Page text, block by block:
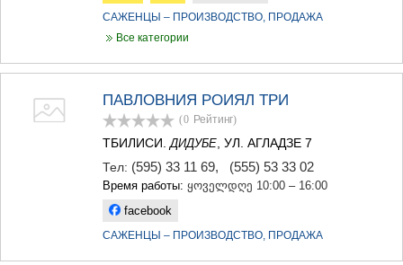
БОРЖОМИ
АБАСТУМАНИ
БАКУРИАНИ
ТЕТРИЦКАРО
САЖЕНЦЫ – ПРОИЗВОДСТВО, ПРОДАЖА
Все категории
ПАВЛОВНИЯ РОИЯЛ ТРИ
(0 Рейтинг)
ТБИЛИСИ. ДИДУБЕ , УЛ. АГЛАДЗЕ 7
Тел: (595) 33 11 69, (555) 53 33 02
Время работы: ყოველდღე 10:00 – 16:00
facebook
САЖЕНЦЫ – ПРОИЗВОДСТВО, ПРОДАЖА